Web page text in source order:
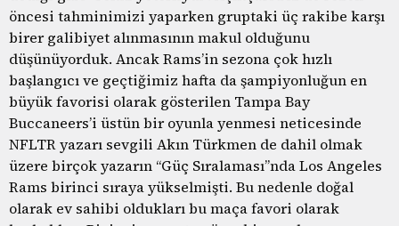
öncesi tahminimizi yaparken gruptaki üç rakibe karşı
birer galibiyet alınmasının makul olduğunu
düşünüyorduk. Ancak Rams’in sezona çok hızlı
başlangıcı ve geçtiğimiz hafta da şampiyonluğun en
büyük favorisi olarak gösterilen Tampa Bay
Buccaneers’i üstün bir oyunla yenmesi neticesinde
NFLTR yazarı sevgili Akın Türkmen de dahil olmak
üzere birçok yazarın “Güç Sıralaması”nda Los Angeles
Rams birinci sıraya yükselmişti. Bu nedenle doğal
olarak ev sahibi oldukları bu maça favori olarak